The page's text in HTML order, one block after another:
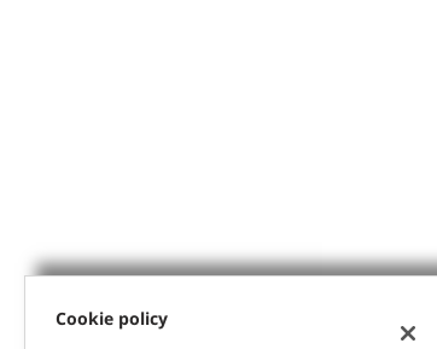
Cookie policy